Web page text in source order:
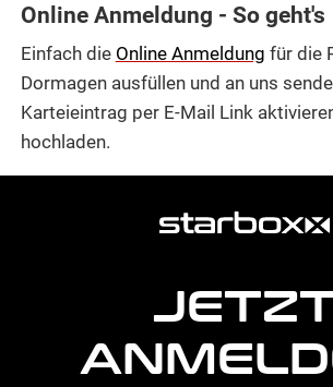
Online Anmeldung - So geht's
Einfach die Online Anmeldung für die
Dormagen ausfüllen und an uns
Karteieintrag per E-Mail Link
hochladen.